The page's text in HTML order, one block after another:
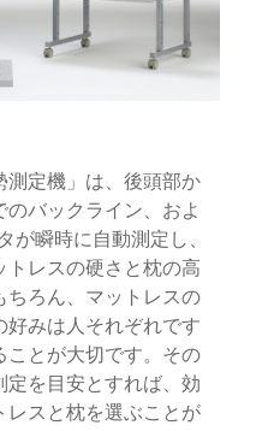
測定機」は、後頭部か
のバックライン、およ
が瞬時に自動測定し、
トレスの硬さと枕の高
ちろん、マットレスの
好みは人それぞれです
ことが大切です。その
定を目安とすれば、効
レスと枕を選ぶことが